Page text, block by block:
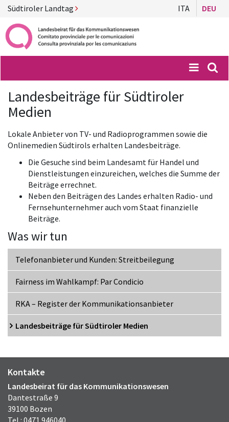
Südtiroler Landtag ITA DEU
Menü
Landesbeiträge für Südtiroler
Medien
Lokale Anbieter von TV- und Radioprogrammen sowie die
Onlinemedien Südtirols erhalten Landesbeiträge.
Die Gesuche sind beim Landesamt für Handel und
Dienstleistungen einzureichen, welches die Summe der
Beiträge errechnet.
Neben den Beiträgen des Landes erhalten Radio- und
Fernsehunternehmer auch vom Staat finanzielle
Beiträge.
Was wir tun
Telefonanbieter und Kunden: Streitbeilegung
Fairness im Wahlkampf: Par Condicio
RKA – Register der Kommunikationsanbieter
Landesbeiträge für Südtiroler Medien
Kontakte
Landesbeirat für das Kommunikationswesen
Dantestraße 9
39100 Bozen